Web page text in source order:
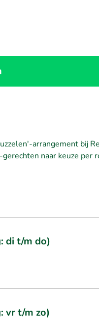
arrangement bij
naar keuze per
di t/m do)
vr t/m zo)